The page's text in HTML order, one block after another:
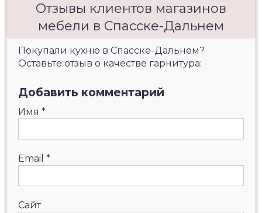
Отзывы клиентов магазинов
мебели в Спасске-Дальнем
Покупали кухню в Спасске-Дальнем?
Оставьте отзыв о качестве гарнитура:
Добавить комментарий
Имя *
Email *
Сайт